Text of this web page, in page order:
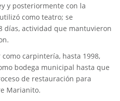
y posteriormente con la
como teatro; se
días, actividad que mantuvieron
carpintería, hasta 1998,
bodega municipal hasta que
de restauración para
Marianito.